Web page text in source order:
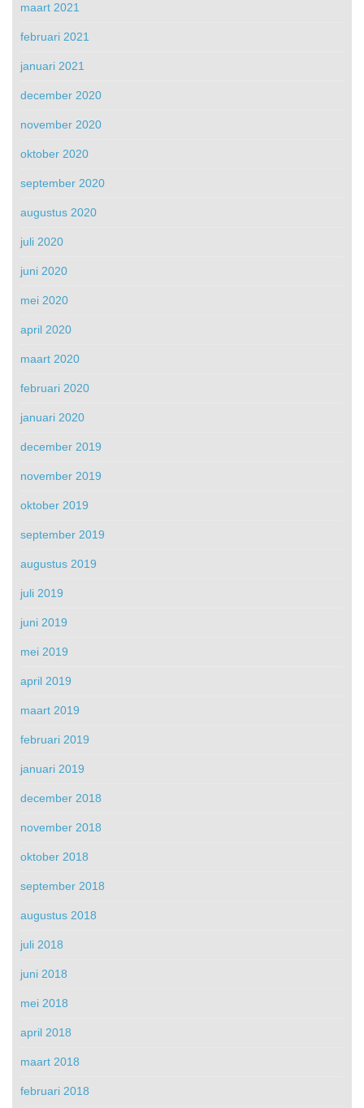
maart 2021
februari 2021
januari 2021
december 2020
november 2020
oktober 2020
september 2020
augustus 2020
juli 2020
juni 2020
mei 2020
april 2020
maart 2020
februari 2020
januari 2020
december 2019
november 2019
oktober 2019
september 2019
augustus 2019
juli 2019
juni 2019
mei 2019
april 2019
maart 2019
februari 2019
januari 2019
december 2018
november 2018
oktober 2018
september 2018
augustus 2018
juli 2018
juni 2018
mei 2018
april 2018
maart 2018
februari 2018